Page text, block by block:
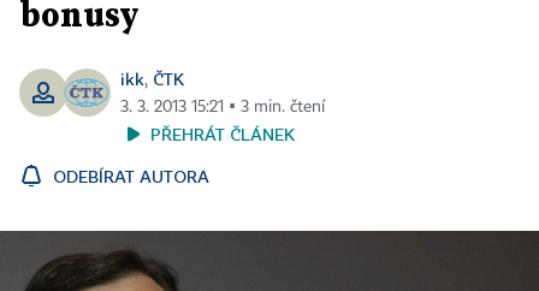
bonusy
ikk, ČTK
3. 3. 2013 15:21 ▪ 3 min. čtení
PŘEHRÁT ČLÁNEK
ODEBÍRAT AUTORA